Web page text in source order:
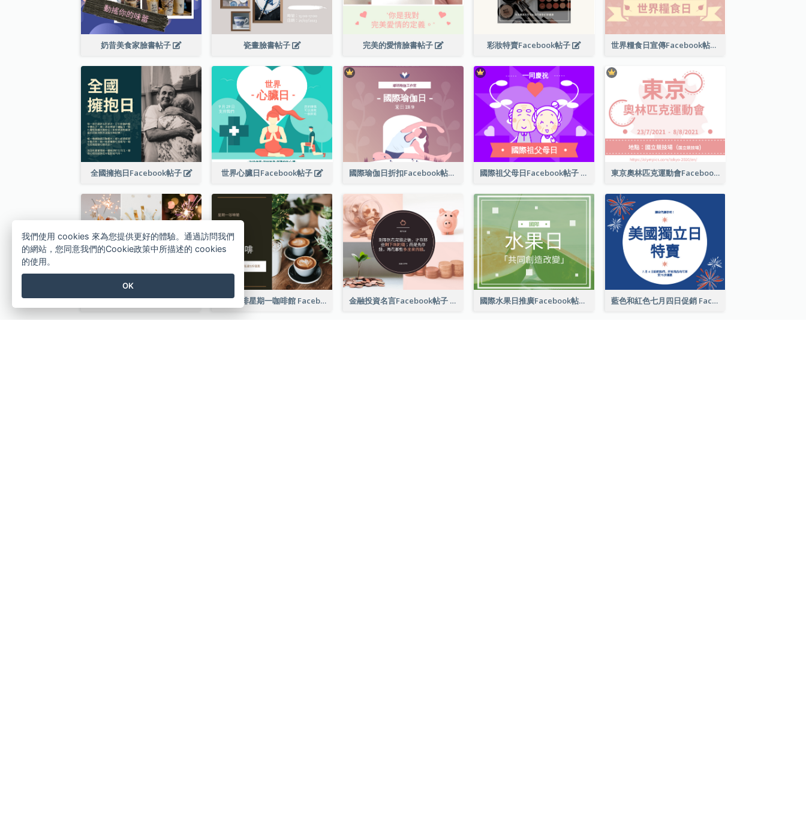
奶昔美食家臉書帖子 瓷畫臉書帖子 完美的愛情臉書帖子 彩妝特賣Facebook帖子 世界糧食日宣傳Facebook帖子
全國擁抱日Facebook帖子 世界心臟日Facebook帖子 國際瑜伽日折扣Facebook帖子 國際祖父母日Facebook帖子 東京奧林匹克運動會Facebook帖子
祝你生日快樂 Facebook 帖子 免費咖啡星期一咖啡館 Facebook 帖子 金融投資名言Facebook帖子 國際水果日推廣Facebook帖子 藍色和紅色七月四日促銷 Facebook 帖子
我們使用 cookies 來為您提供更好的體驗。通過訪問我們
的網站，您同意我們的Cookie政策中所描述的 cookies
的使用。
OK